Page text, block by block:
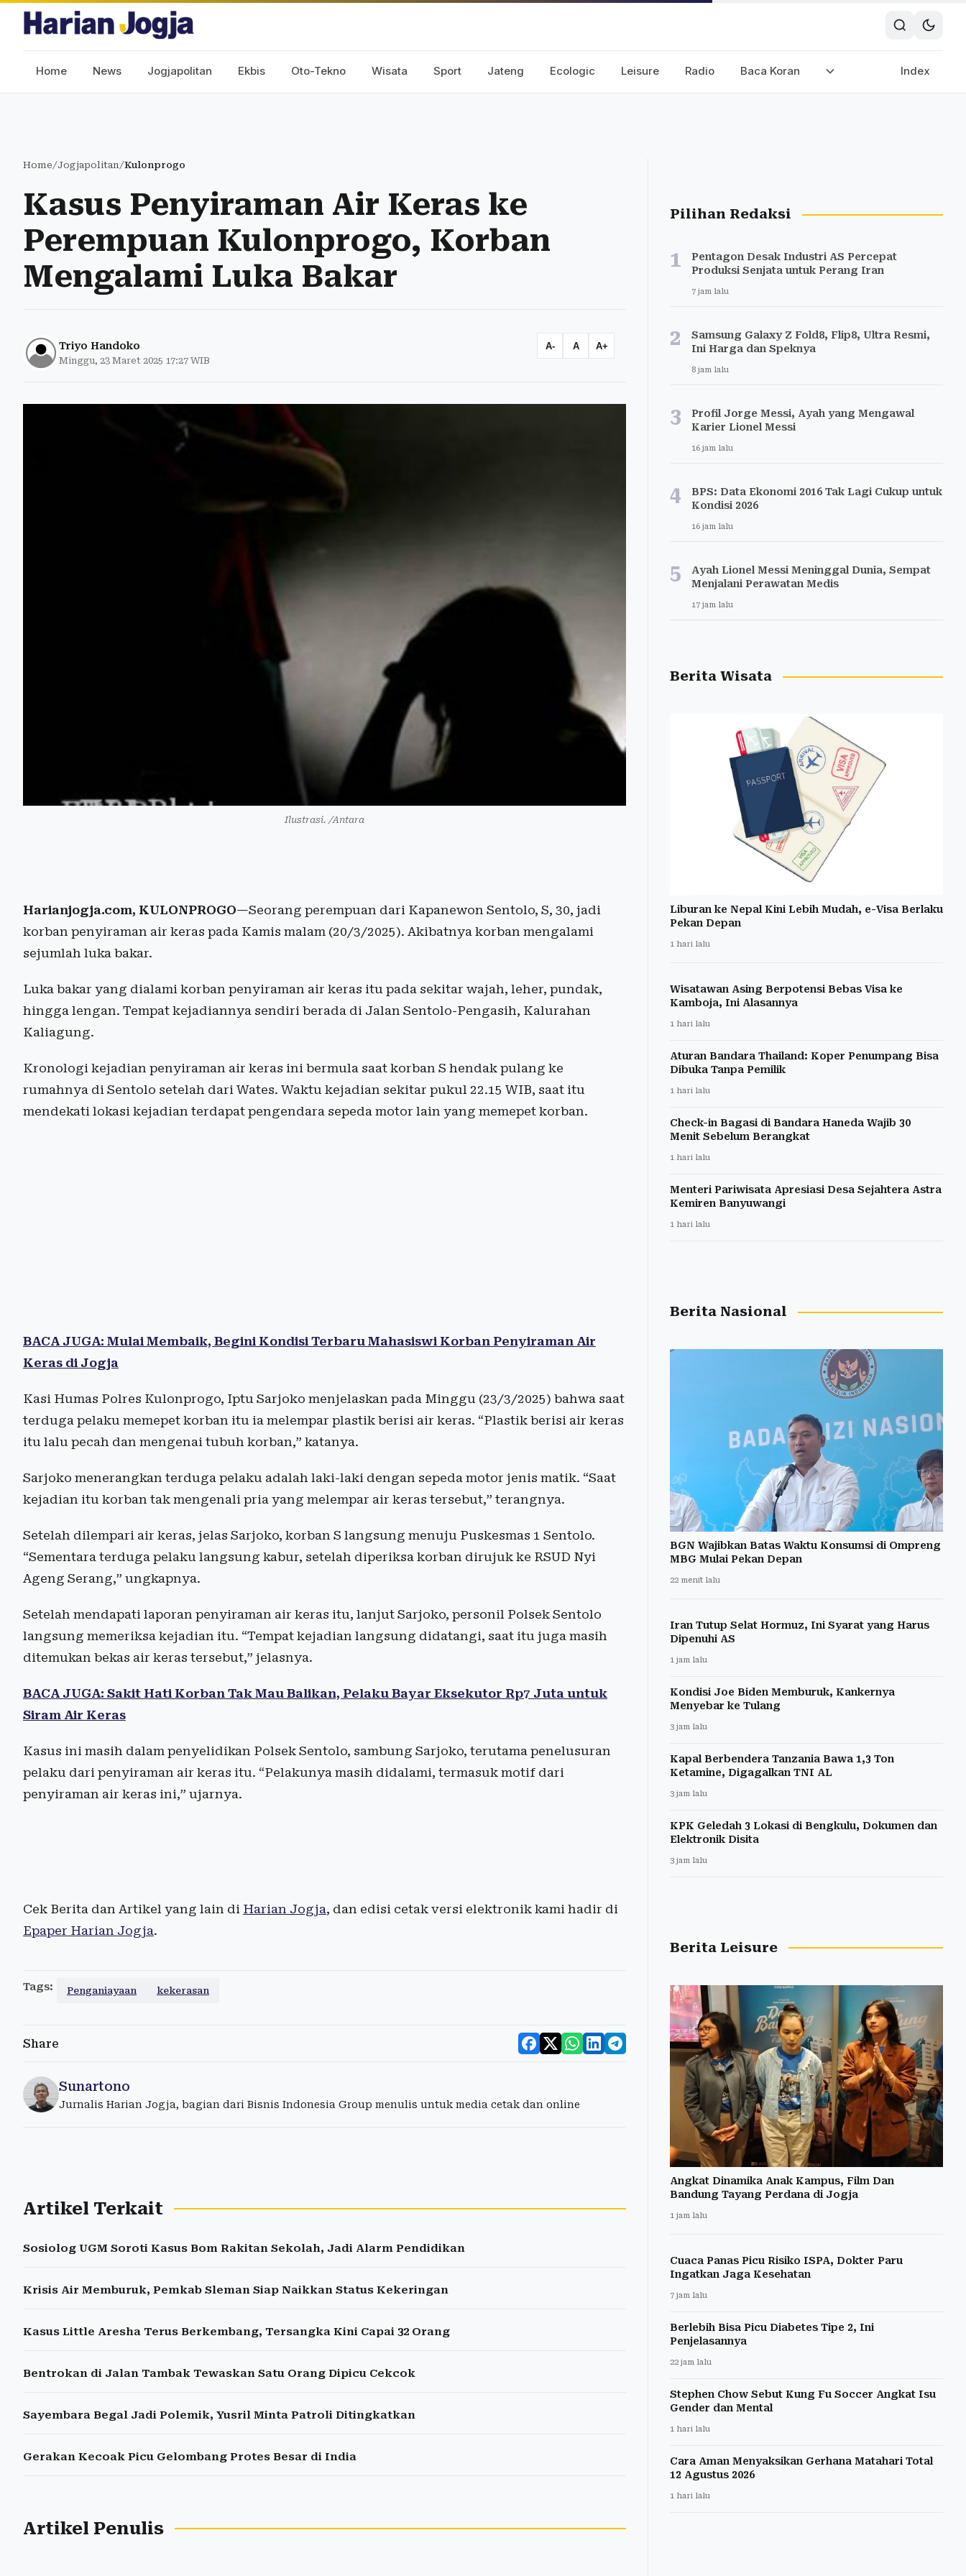
Home News Jogjapolitan Ekbis Oto-Tekno Wisata Sport Jateng Ecologic Leisure Radio Baca Koran Index
Home/Jogjapolitan/Kulonprogo
Kasus Penyiraman Air Keras ke
Perempuan Kulonprogo, Korban
Mengalami Luka Bakar
Triyo Handoko
Minggu, 23 Maret 2025 17:27 WIB
A- A A+
Ilustrasi. /Antara
Harianjogja.com, KULONPROGO—Seorang perempuan dari Kapanewon Sentolo, S, 30, jadi
korban penyiraman air keras pada Kamis malam (20/3/2025). Akibatnya korban mengalami
sejumlah luka bakar.
Luka bakar yang dialami korban penyiraman air keras itu pada sekitar wajah, leher, pundak,
hingga lengan. Tempat kejadiannya sendiri berada di Jalan Sentolo-Pengasih, Kalurahan
Kaliagung.
Kronologi kejadian penyiraman air keras ini bermula saat korban S hendak pulang ke
rumahnya di Sentolo setelah dari Wates. Waktu kejadian sekitar pukul 22.15 WIB, saat itu
mendekati lokasi kejadian terdapat pengendara sepeda motor lain yang memepet korban.
BACA JUGA: Mulai Membaik, Begini Kondisi Terbaru Mahasiswi Korban Penyiraman Air
Keras di Jogja
Kasi Humas Polres Kulonprogo, Iptu Sarjoko menjelaskan pada Minggu (23/3/2025) bahwa saat
terduga pelaku memepet korban itu ia melempar plastik berisi air keras. “Plastik berisi air keras
itu lalu pecah dan mengenai tubuh korban,” katanya.
Sarjoko menerangkan terduga pelaku adalah laki-laki dengan sepeda motor jenis matik. “Saat
kejadian itu korban tak mengenali pria yang melempar air keras tersebut,” terangnya.
Setelah dilempari air keras, jelas Sarjoko, korban S langsung menuju Puskesmas 1 Sentolo.
“Sementara terduga pelaku langsung kabur, setelah diperiksa korban dirujuk ke RSUD Nyi
Ageng Serang,” ungkapnya.
Setelah mendapati laporan penyiraman air keras itu, lanjut Sarjoko, personil Polsek Sentolo
langsung memeriksa kejadian itu. “Tempat kejadian langsung didatangi, saat itu juga masih
ditemukan bekas air keras tersebut,” jelasnya.
BACA JUGA: Sakit Hati Korban Tak Mau Balikan, Pelaku Bayar Eksekutor Rp7 Juta untuk
Siram Air Keras
Kasus ini masih dalam penyelidikan Polsek Sentolo, sambung Sarjoko, terutama penelusuran
pelaku dari penyiraman air keras itu. “Pelakunya masih didalami, termasuk motif dari
penyiraman air keras ini,” ujarnya.
Cek Berita dan Artikel yang lain di Harian Jogja, dan edisi cetak versi elektronik kami hadir di
Epaper Harian Jogja.
Tags: Penganiayaan kekerasan
Share
Sunartono
Jurnalis Harian Jogja, bagian dari Bisnis Indonesia Group menulis untuk media cetak dan online
Artikel Terkait
Sosiolog UGM Soroti Kasus Bom Rakitan Sekolah, Jadi Alarm Pendidikan
Krisis Air Memburuk, Pemkab Sleman Siap Naikkan Status Kekeringan
Kasus Little Aresha Terus Berkembang, Tersangka Kini Capai 32 Orang
Bentrokan di Jalan Tambak Tewaskan Satu Orang Dipicu Cekcok
Sayembara Begal Jadi Polemik, Yusril Minta Patroli Ditingkatkan
Gerakan Kecoak Picu Gelombang Protes Besar di India
Artikel Penulis
Pilihan Redaksi
1
Pentagon Desak Industri AS Percepat
Produksi Senjata untuk Perang Iran
7 jam lalu
2
Samsung Galaxy Z Fold8, Flip8, Ultra Resmi,
Ini Harga dan Speknya
8 jam lalu
3
Profil Jorge Messi, Ayah yang Mengawal
Karier Lionel Messi
16 jam lalu
4
BPS: Data Ekonomi 2016 Tak Lagi Cukup untuk
Kondisi 2026
16 jam lalu
5
Ayah Lionel Messi Meninggal Dunia, Sempat
Menjalani Perawatan Medis
17 jam lalu
Berita Wisata
Liburan ke Nepal Kini Lebih Mudah, e-Visa Berlaku
Pekan Depan
1 hari lalu
Wisatawan Asing Berpotensi Bebas Visa ke
Kamboja, Ini Alasannya
1 hari lalu
Aturan Bandara Thailand: Koper Penumpang Bisa
Dibuka Tanpa Pemilik
1 hari lalu
Check-in Bagasi di Bandara Haneda Wajib 30
Menit Sebelum Berangkat
1 hari lalu
Menteri Pariwisata Apresiasi Desa Sejahtera Astra
Kemiren Banyuwangi
1 hari lalu
Berita Nasional
BGN Wajibkan Batas Waktu Konsumsi di Ompreng
MBG Mulai Pekan Depan
22 menit lalu
Iran Tutup Selat Hormuz, Ini Syarat yang Harus
Dipenuhi AS
1 jam lalu
Kondisi Joe Biden Memburuk, Kankernya
Menyebar ke Tulang
3 jam lalu
Kapal Berbendera Tanzania Bawa 1,3 Ton
Ketamine, Digagalkan TNI AL
3 jam lalu
KPK Geledah 3 Lokasi di Bengkulu, Dokumen dan
Elektronik Disita
3 jam lalu
Berita Leisure
Angkat Dinamika Anak Kampus, Film Dan
Bandung Tayang Perdana di Jogja
1 jam lalu
Cuaca Panas Picu Risiko ISPA, Dokter Paru
Ingatkan Jaga Kesehatan
7 jam lalu
Berlebih Bisa Picu Diabetes Tipe 2, Ini
Penjelasannya
22 jam lalu
Stephen Chow Sebut Kung Fu Soccer Angkat Isu
Gender dan Mental
1 hari lalu
Cara Aman Menyaksikan Gerhana Matahari Total
12 Agustus 2026
1 hari lalu